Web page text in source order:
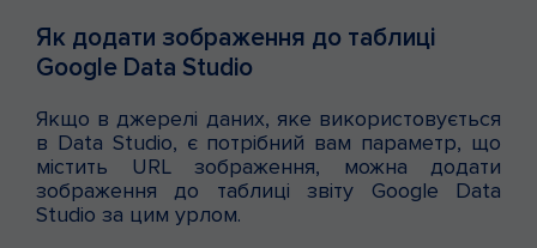
Як додати зображення до таблиці
Google Data Studio
Якщо в джерелі даних, яке використовується
в Data Studio, є потрібний вам параметр, що
містить URL зображення, можна додати
зображення до таблиці звіту Google Data
Studio за цим урлом.